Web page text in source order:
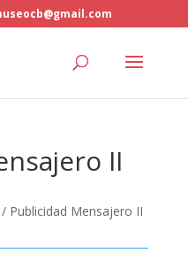
II
/ Publicidad Mensajero II